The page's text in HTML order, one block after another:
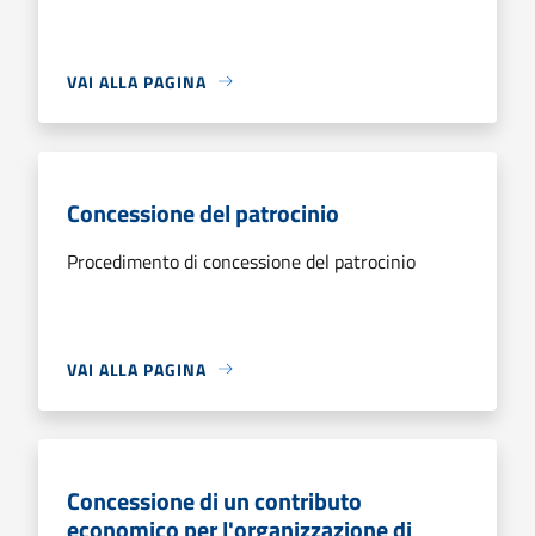
VAI ALLA PAGINA
Concessione del patrocinio
Procedimento di concessione del patrocinio
VAI ALLA PAGINA
Concessione di un contributo